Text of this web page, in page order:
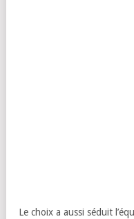
Le choix a aussi séduit